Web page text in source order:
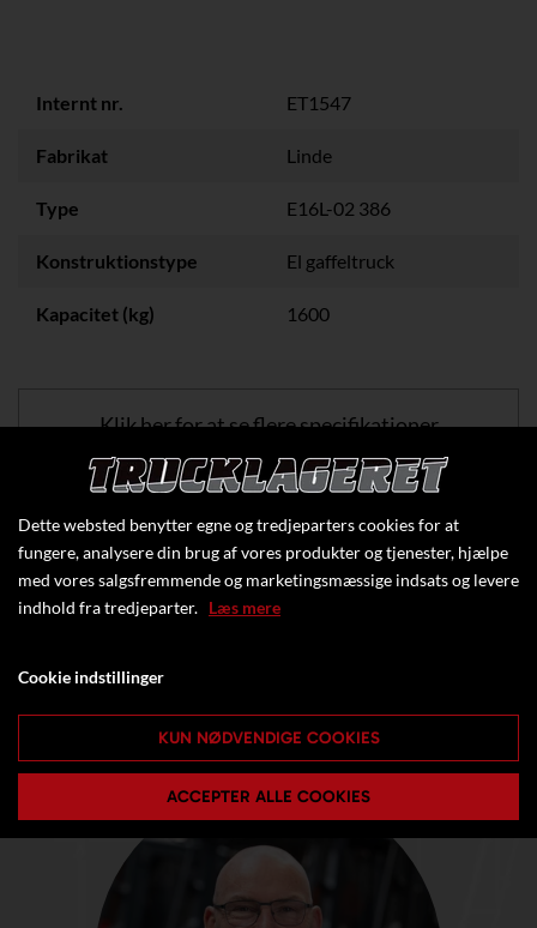
Internt nr. ET1547
Fabrikat Linde
Type E16L-02 386
Konstruktionstype El gaffeltruck
Kapacitet (kg) 1600
Klik her for at se flere specifikationer
Dette websted benytter egne og tredjeparters cookies for at
fungere, analysere din brug af vores produkter og tjenester, hjælpe
med vores salgsfremmende og marketingsmæssige indsats og levere
indhold fra tredjeparter. Læs mere
Cookie indstillinger
KUN NØDVENDIGE COOKIES
ACCEPTER ALLE COOKIES